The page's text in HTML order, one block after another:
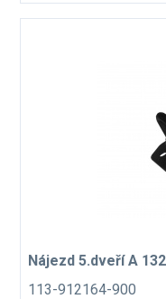
Nájezd 5.dveří A 132
113-912164-900